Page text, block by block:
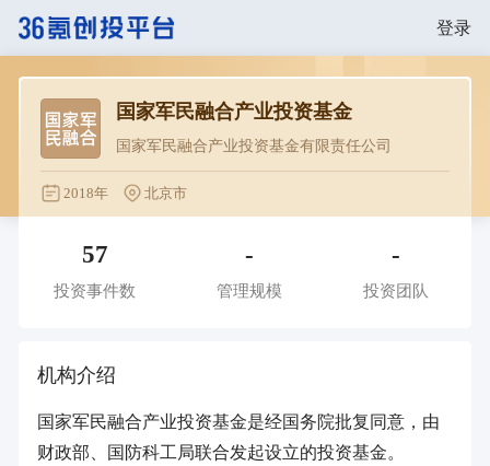
登录
国家军民融合产业投资基金
国家军民融合产业投资基金有限责任公司
2018年 北京市
57
投资事件数
-
管理规模
-
投资团队
机构介绍
国家军民融合产业投资基金是经国务院批复同意，由
财政部、国防科工局联合发起设立的投资基金。